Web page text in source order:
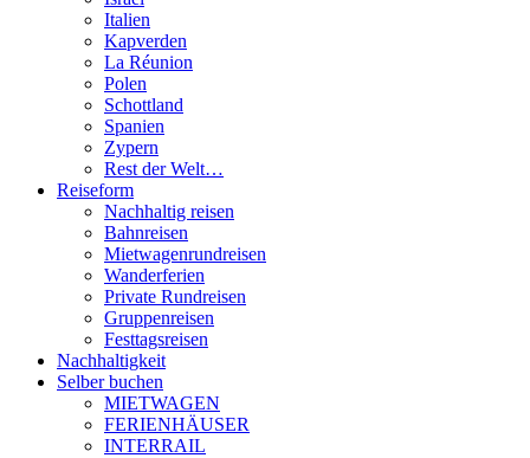
Italien
Kapverden
La Réunion
Polen
Schottland
Spanien
Zypern
Rest der Welt…
Reiseform
Nachhaltig reisen
Bahnreisen
Mietwagenrundreisen
Wanderferien
Private Rundreisen
Gruppenreisen
Festtagsreisen
Nachhaltigkeit
Selber buchen
MIETWAGEN
FERIENHÄUSER
INTERRAIL